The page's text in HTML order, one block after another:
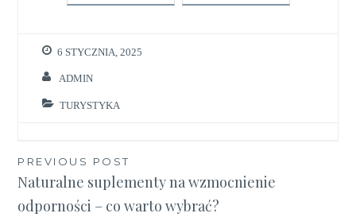
6 STYCZNIA, 2025
ADMIN
TURYSTYKA
Nawigacja
wpisu
PREVIOUS POST
Naturalne suplementy na wzmocnienie
odporności – co warto wybrać?